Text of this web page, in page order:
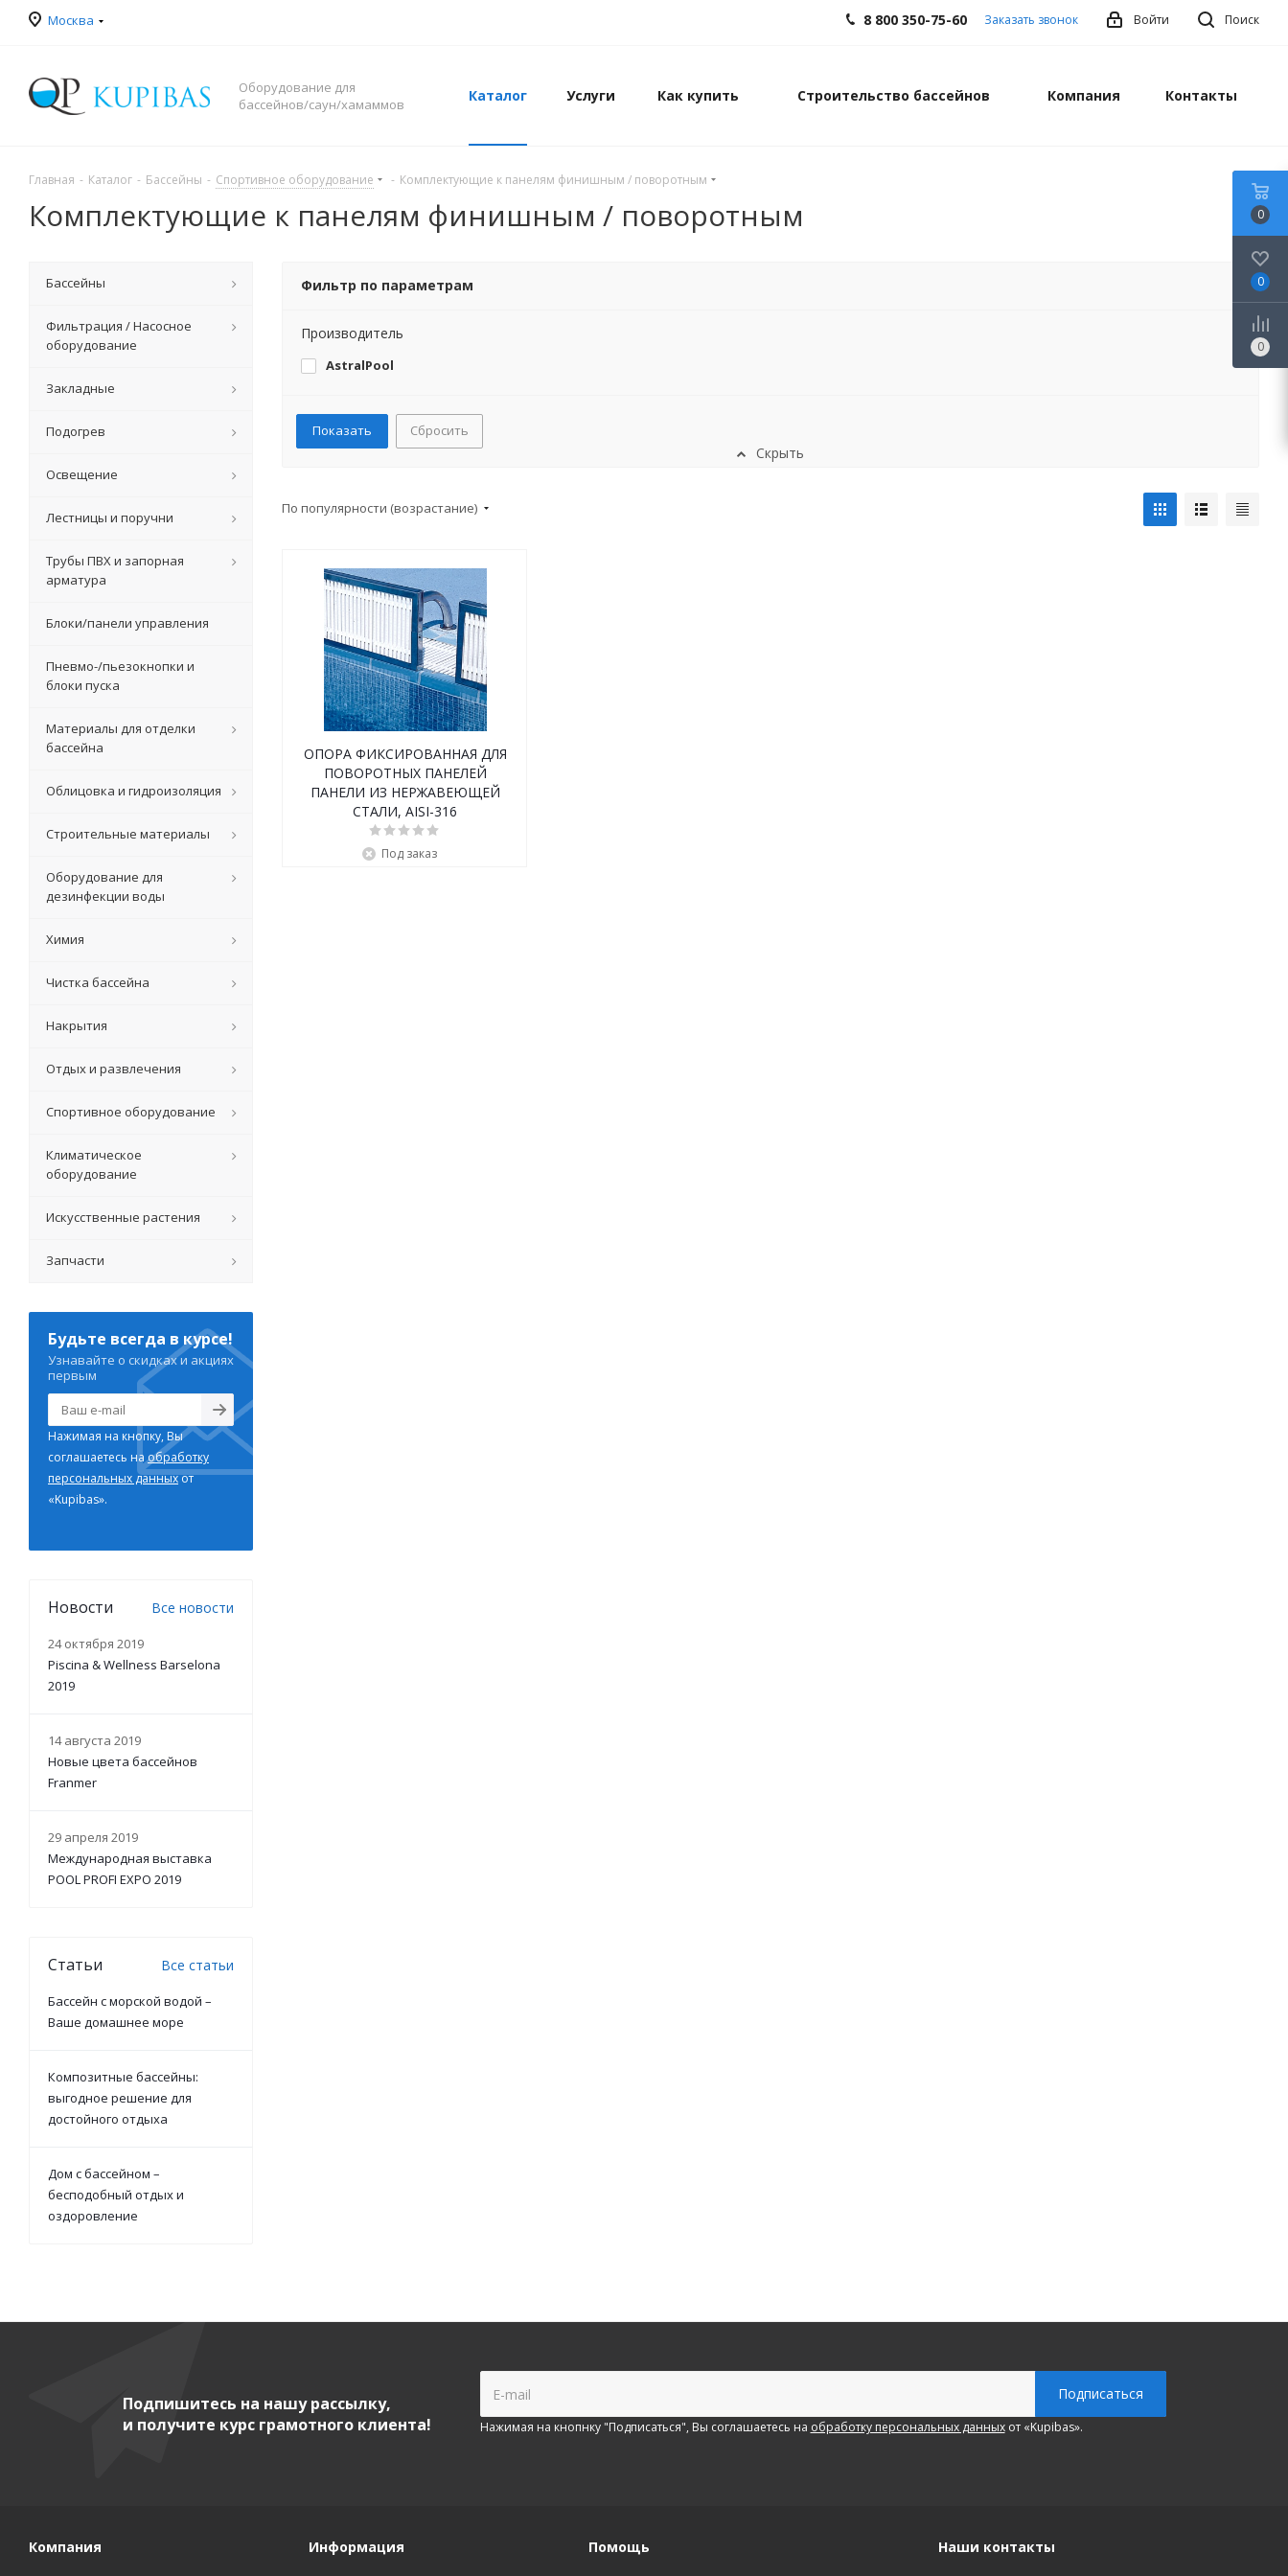
Москва Поиск
Войти
8 800 350-75-60 Заказать звонок
Оборудование для
бассейнов/саун/хамаммов
Каталог Услуги Как купить Строительство бассейнов Компания Контакты
Главная - Каталог - Бассейны - Спортивное оборудование - Комплектующие к панелям финишным / поворотным
Комплектующие к панелям финишным / поворотным
Фильтр по параметрам
Производитель
AstralPool
Сбросить
Скрыть
По популярности (возрастание)
ОПОРА ФИКСИРОВАННАЯ ДЛЯ
ПОВОРОТНЫХ ПАНЕЛЕЙ
ПАНЕЛИ ИЗ НЕРЖАВЕЮЩЕЙ
СТАЛИ, AISI-316
Под заказ
Бассейны
Фильтрация / Насосное
оборудование
Закладные
Подогрев
Освещение
Лестницы и поручни
Трубы ПВХ и запорная
арматура
Блоки/панели управления
Пневмо-/пьезокнопки и
блоки пуска
Материалы для отделки
бассейна
Облицовка и гидроизоляция
Строительные материалы
Оборудование для
дезинфекции воды
Химия
Чистка бассейна
Накрытия
Отдых и развлечения
Спортивное оборудование
Климатическое
оборудование
Искусственные растения
Запчасти
Будьте всегда в курсе!
Узнавайте о скидках и акциях
первым
Нажимая на кнопку, Вы
соглашаетесь наобработку
персональных данныхот
«Kupibas».
Новости Все новости
24 октября 2019
Piscina & Wellness Barselona
2019
14 августа 2019
Новые цвета бассейнов
Franmer
29 апреля 2019
Международная выставка
POOL PROFI EXPO 2019
Статьи Все статьи
Бассейн с морской водой –
Ваше домашнее море
Композитные бассейны:
выгодное решение для
достойного отдыха
Дом с бассейном –
бесподобный отдых и
оздоровление
Подпишитесь на нашу рассылку,
и получите курс грамотного клиента!
Нажимая на кнопнку "Подписаться", Вы соглашаетесь на обработку персональных данныхот «Kupibas».
Компания Информация Помощь Наши контакты
0
0
0